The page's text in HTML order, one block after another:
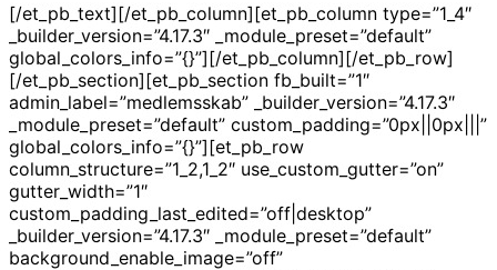
[/et_pb_text][/et_pb_column][et_pb_column type=”1_4″
_builder_version=”4.17.3″ _module_preset=”default”
global_colors_info=”{}”][/et_pb_column][/et_pb_row]
[/et_pb_section][et_pb_section fb_built=”1″
admin_label=”medlemsskab” _builder_version=”4.17.3″
_module_preset=”default” custom_padding=”0px||0px|||”
global_colors_info=”{}”][et_pb_row
column_structure=”1_2,1_2″ use_custom_gutter=”on”
gutter_width=”1″
custom_padding_last_edited=”off|desktop”
_builder_version=”4.17.3″ _module_preset=”default”
background_enable_image=”off”